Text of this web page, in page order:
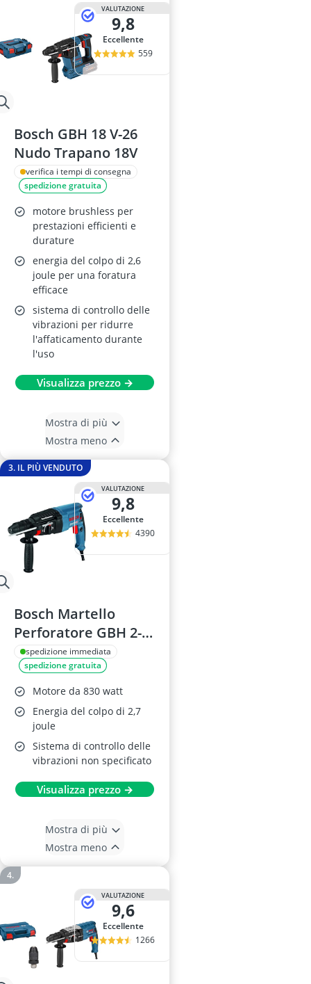
VALUTAZIONE
9,8
Eccellente
559
Bosch GBH 18 V-26
Nudo Trapano 18V
verifica i tempi di consegna
spedizione gratuita
motore brushless per
prestazioni efficienti e
durature
energia del colpo di 2,6
joule per una foratura
efficace
sistema di controllo delle
vibrazioni per ridurre
l'affaticamento durante
l'uso
Visualizza prezzo →
Mostra di più
Mostra meno
3. IL PIÙ VENDUTO
VALUTAZIONE
9,8
Eccellente
4390
Bosch Martello
Perforatore GBH 2-
26 F
spedizione immediata
spedizione gratuita
Motore da 830 watt
Energia del colpo di 2,7
joule
Sistema di controllo delle
vibrazioni non specificato
Visualizza prezzo →
Mostra di più
Mostra meno
VALUTAZIONE
9,6
Eccellente
1266